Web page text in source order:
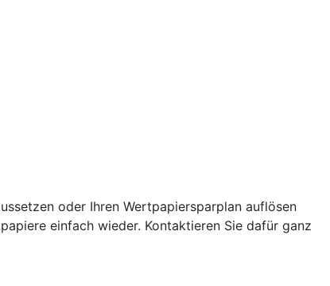
oder Ihren Wertpapiersparplan auflösen
einfach wieder. Kontaktieren Sie dafür ganz